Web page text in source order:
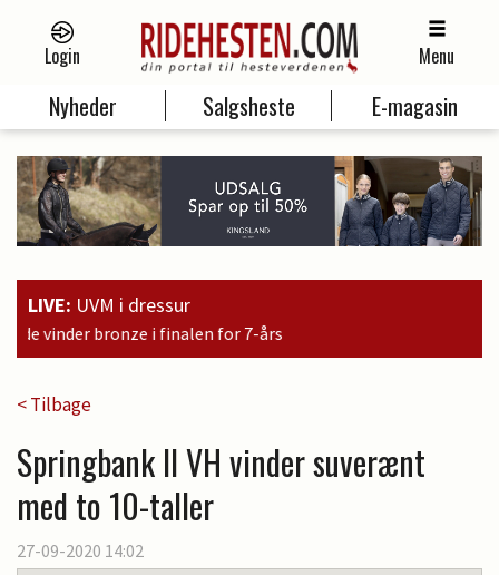
Login Menu
Nyheder Salgsheste E-magasin
LIVE: UVM i dressur
< Tilbage
Springbank II VH vinder suverænt
med to 10-taller
27-09-2020 14:02